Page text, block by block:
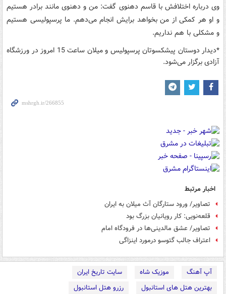
وی درباره اختلافش با قاسم دهنوی گفت: من و دهنوی مانند برادر هستیم
و او هر کمکی از من بخواهد برایش انجام می‌دهم. ما پرسپولیسی هستیم
و مشکلی با هم نداریم.
*دیدار دوستان پیشکسوتان پرسپولیس و میلان ساعت 15 امروز در ورزشگاه
آزادی برگزار می‌شود.
اخبار مرتبط
تصاویر/ ورود ستارگان آث میلان به ایران
قلعه‌نویی: کار رویانیان بزرگ بود
تصاویر/ عشق مالدینی‌ها در فرودگاه امام
اعتراف جالب گتوسو درمورد اینزاگی
آپ آهنگ موزیک شاه
سایت تاریخ ایران
بهترین هتل های استانبول
رزرو هتل استانبول